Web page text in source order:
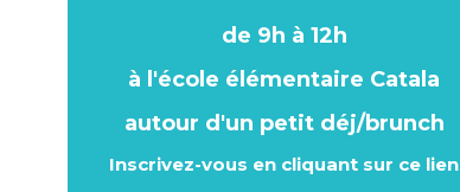
de 9h à 12h
à l'école élémentaire Catala
autour d'un petit déj/brunch
Inscrivez-vous en cliquant sur ce lien